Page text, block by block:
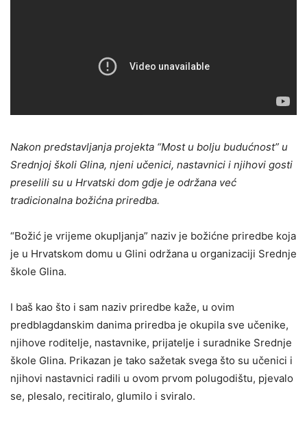
Nakon predstavljanja projekta “Most u bolju budućnost” u
Srednjoj školi Glina, njeni učenici, nastavnici i njihovi gosti
preselili su u Hrvatski dom gdje je održana već
tradicionalna božićna priredba.
“Božić je vrijeme okupljanja” naziv je božićne priredbe koja
je u Hrvatskom domu u Glini održana u organizaciji Srednje
škole Glina.
I baš kao što i sam naziv priredbe kaže, u ovim
predblagdanskim danima priredba je okupila sve učenike,
njihove roditelje, nastavnike, prijatelje i suradnike Srednje
škole Glina. Prikazan je tako sažetak svega što su učenici i
njihovi nastavnici radili u ovom prvom polugodištu, pjevalo
se, plesalo, recitiralo, glumilo i sviralo.